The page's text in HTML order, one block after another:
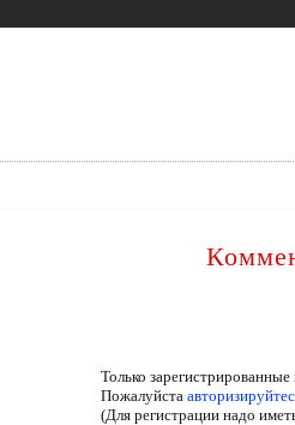
Только
Пожалуйста
(Для регистрации надо